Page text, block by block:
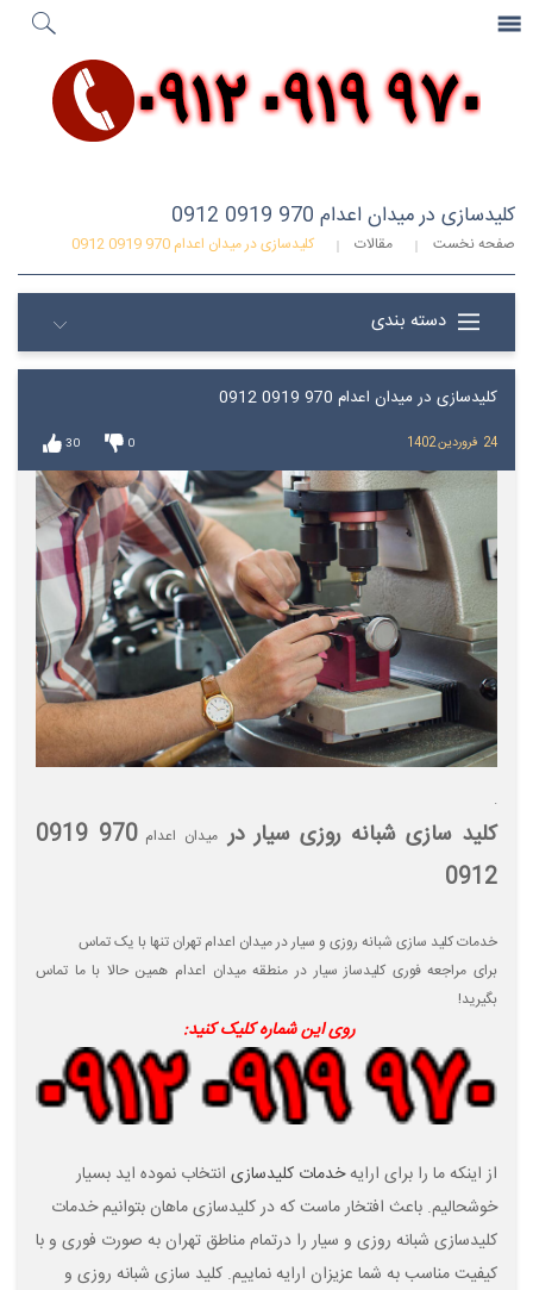
صفحه نخست
جستجو
کلیدسازی در میدان اعدام 970 0919 0912
صفحه نخست مقالات کلیدسازی در میدان اعدام 970 0919 0912
دسته بندی
کلیدسازی در میدان اعدام 970 0919 0912
24 فروردین1402
0
30
.
کلید سازی شبانه روزی سیار در میدان اعدام
970 0919
0912
خدمات کلید سازی شبانه روزی و سیار در میدان اعدام تهران تنها با یک تماس
برای مراجعه فوری کلیدساز سیار در منطقه میدان اعدام همین حالا با ما تماس
بگیرید!
روی این شماره کلیک کنید:
از اینکه ما را برای ارایهخدمات کلیدسازی انتخاب نموده اید بسیار
خوشحالیم. باعث افتخار ماست که در کلیدسازی ماهان بتوانیم خدمات
کلیدسازی شبانه روزی و سیار را درتمام مناطق تهران به صورت فوری و با
کیفیت مناسب به شما عزیزان ارایه نماییم. کلید سازی شبانه روزی و